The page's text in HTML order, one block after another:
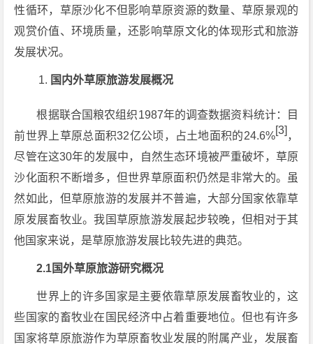
性循环，草原沙化不但影响草原资源的数量、草原景观的
观赏价值、环境质量，还影响草原文化的体现形式和旅游
发展状况。
国内外草原旅游发展概况
根据联合国粮农组织1987年的调查数据资料统计：目
前世界上草原总面积32亿公顷，占土地面积的24.6%[3]，
尽管在这30年的发展中，自然生态环境被严重破坏，草原
沙化面积不断增多，但世界草原面积仍然是非常大的。虽
然如此，但草原旅游的发展并不普遍，大部分国家依靠草
原发展畜牧业。我国草原旅游发展起步较晚，但相对于其
他国家来说，是草原旅游发展比较先进的典范。
2.1国外草原旅游研究概况
世界上的许多国家是主要依靠草原发展畜牧业的，这
些国家的畜牧业在国民经济中占着重要地位。但也有许多
国家将草原旅游作为草原畜牧业发展的附属产业，发展畜